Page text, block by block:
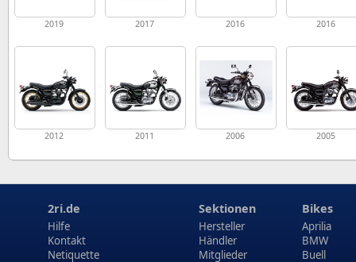
2019 2017 2016 2016
2012 2011 2006 2005
2ri.de
Hilfe
Kontakt
Netiquette
Sektionen
Hersteller
Händler
Mitglieder
Bikes
Aprilia
BMW
Buell